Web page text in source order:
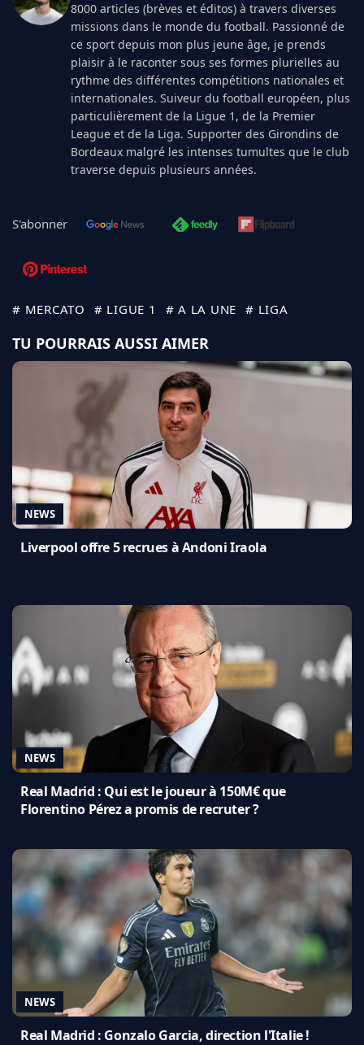
8000 articles (brèves et éditos) à travers diverses
missions dans le monde du football. Passionné de
ce sport depuis mon plus jeune âge, je prends
plaisir à le raconter sous ses formes plurielles au
rythme des différentes compétitions nationales et
internationales. Suiveur du football européen, plus
particulièrement de la Ligue 1, de la Premier
League et de la Liga. Supporter des Girondins de
Bordeaux malgré les intenses tumultes que le club
traverse depuis plusieurs années.
S'abonner
# MERCATO # LIGUE 1 # A LA UNE # LIGA
TU POURRAIS AUSSI AIMER
NEWS
Liverpool offre 5 recrues à Andoni Iraola
NEWS
Real Madrid : Qui est le joueur à 150M€ que
Florentino Pérez a promis de recruter ?
NEWS
Real Madrid : Gonzalo Garcia, direction l'Italie !